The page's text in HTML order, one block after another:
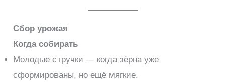
Сбор урожая
Когда собирать
Молодые стручки — когда зёрна уже
сформированы, но ещё мягкие.